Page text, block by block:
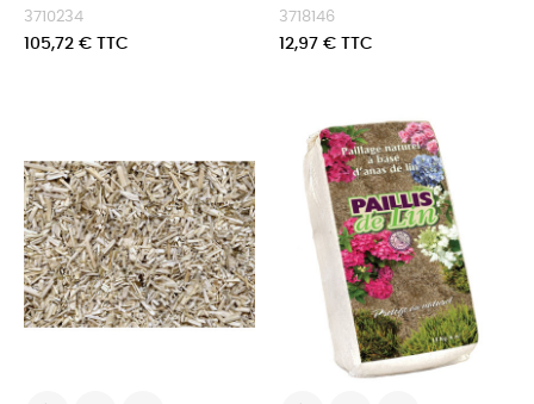
3710234
Prix
105,72 € TTC
3718146
Prix
12,97 € TTC